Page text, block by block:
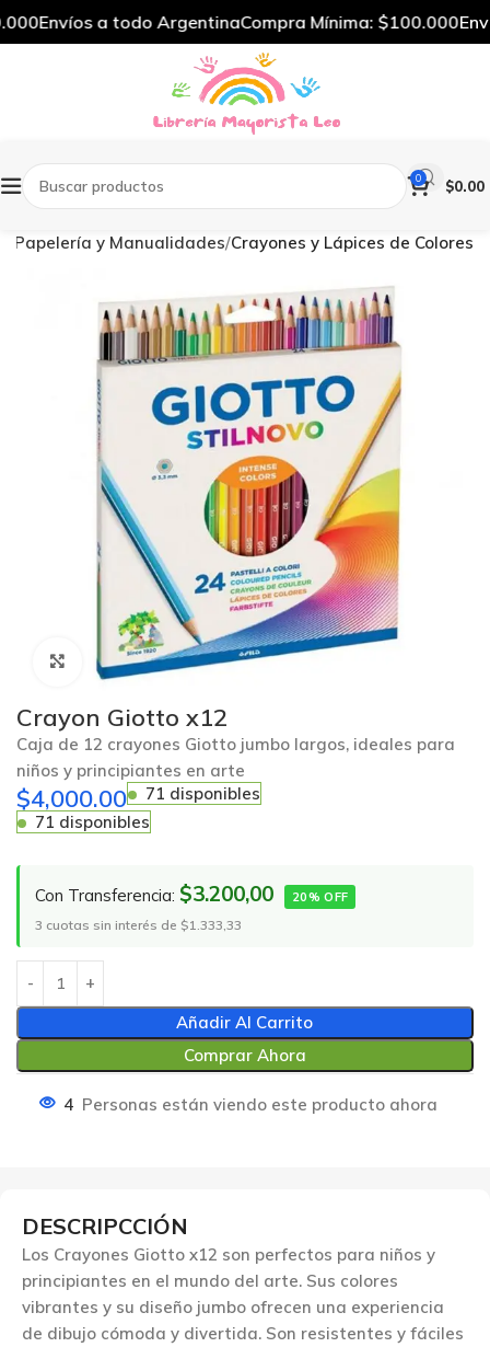
0 $0.00
Papelería y Manualidades Crayones y Lápices de Colores
Click to enlarge
Crayon Giotto x12
Caja de 12 crayones Giotto jumbo largos, ideales para
niños y principiantes en arte
$4,000.00
71 disponibles
71 disponibles
Con Transferencia: $3.200,00 20% OFF
3 cuotas sin interés de $1.333,33
Añadir Al Carrito
Comprar Ahora
4 Personas están viendo este producto ahora
DESCRIPCCIÓN
Los Crayones Giotto x12 son perfectos para niños y
principiantes en el mundo del arte. Sus colores
vibrantes y su diseño jumbo ofrecen una experiencia
de dibujo cómoda y divertida. Son resistentes y fáciles
Envíos a todo ArgentinaCompra Mínima: $100.000